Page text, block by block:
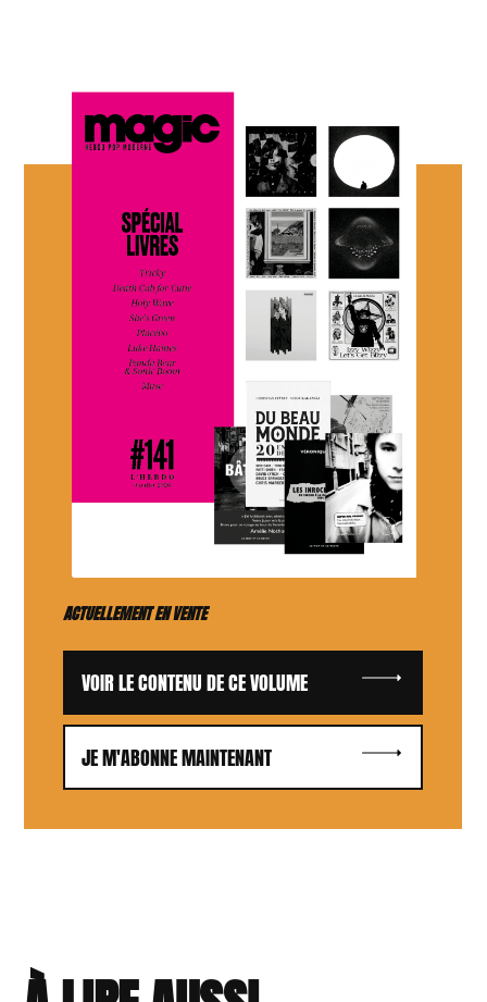
ACTUELLEMENT EN VENTE
VOIR LE CONTENU DE CE VOLUME
JE M'ABONNE MAINTENANT